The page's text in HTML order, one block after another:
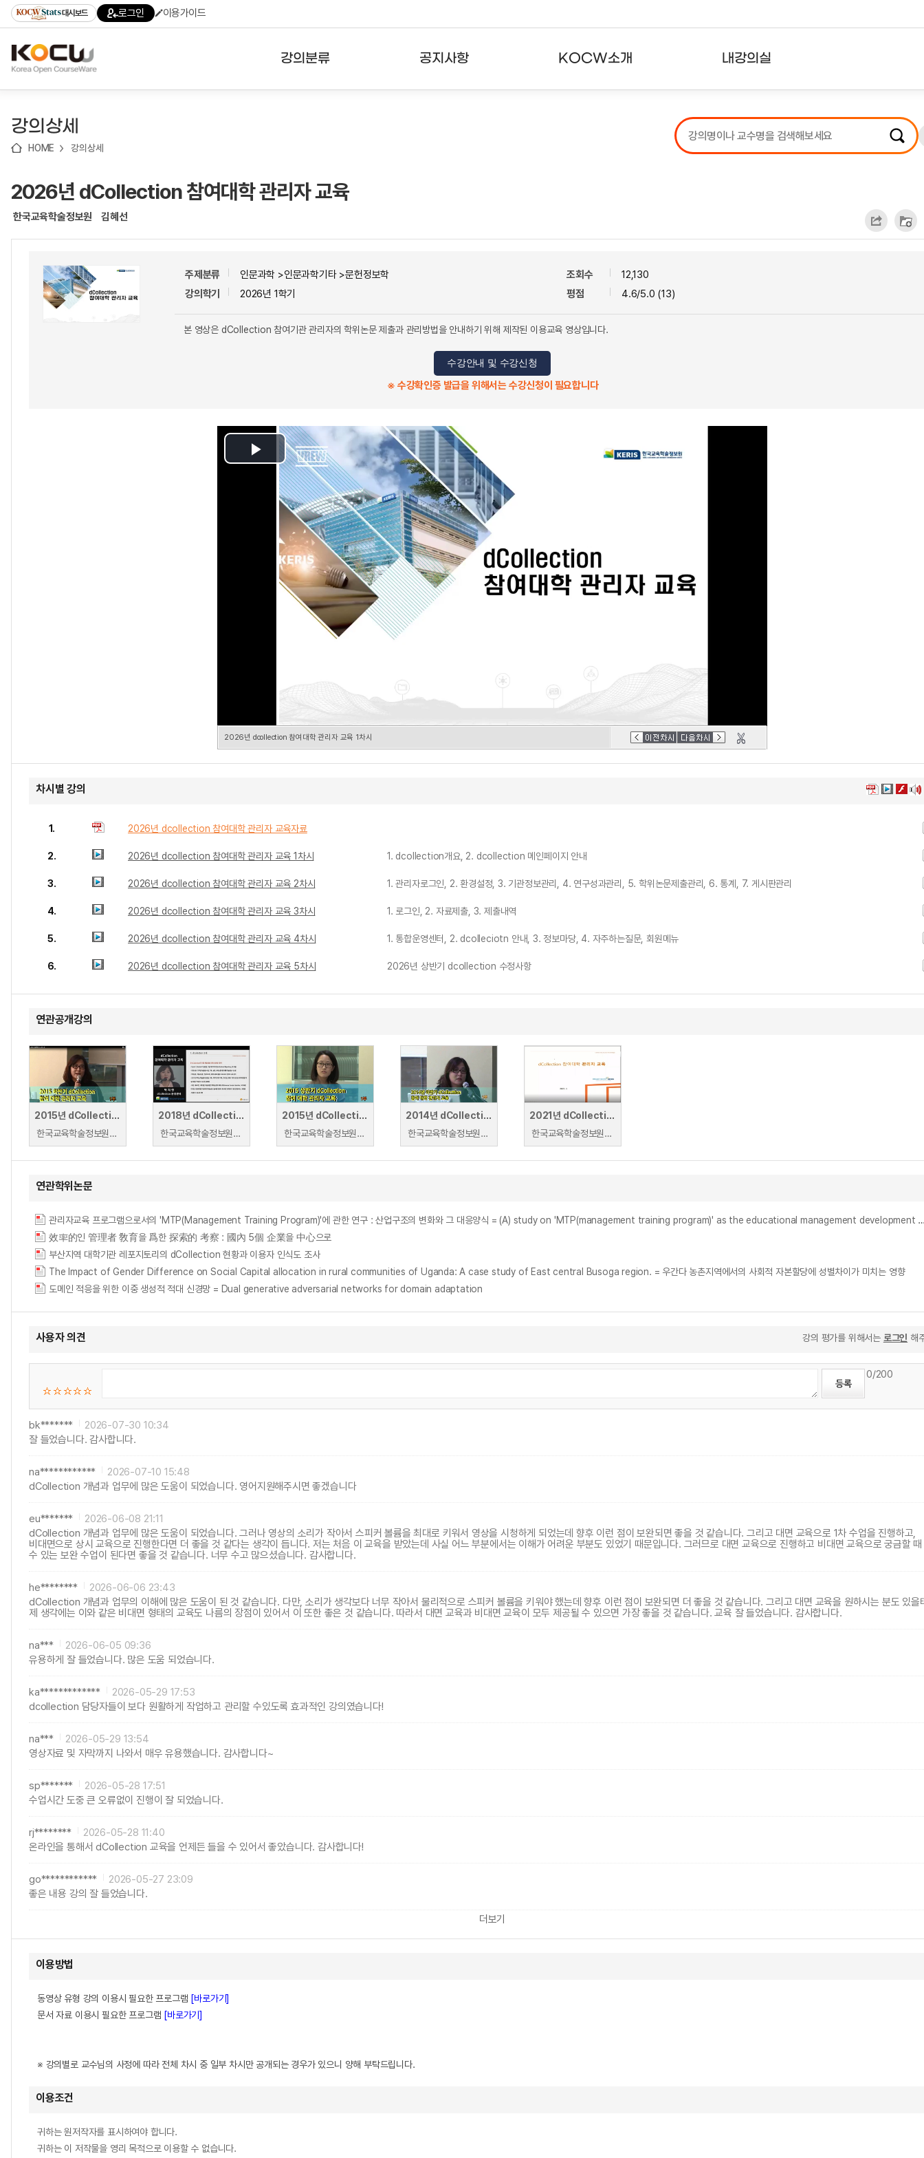
기
기
기
content)
가
대시보드 로그인 이용가이드
강의분류
테마강의
공지사항 KOCW소개 내강의실
강의리스트
수강확인증강의
강의상세
HOME 강의상세
2026년 dCollection 참여대학 관리자 교육
한국교육학술정보원 김혜선
주제분류
인문과학 >인문과학기타 >문헌정보학
강의학기
2026년 1학기
조회수
12,130
평점
4.6/5.0 (13)
본 영상은 dCollection 참여기관 관리자의 학위논문 제출과 관리방법을 안내하기 위해 제작된 이용교육 영상입니다.
수강안내 및 수강신청
※ 수강확인증 발급을 위해서는 수강신청이 필요합니다
Play
Video
2026년 dcollection 참여대학 관리자 교육 1차시
차시별 강의
1. 2026년 dcollection 참여대학 관리자 교육자료
2. 2026년 dcollection 참여대학 관리자 교육 1차시 1. dcollection개요, 2. dcollection 메인페이지 안내
3. 2026년 dcollection 참여대학 관리자 교육 2차시 1. 관리자로그인, 2. 환경설정, 3. 기관정보관리, 4. 연구성과관리, 5. 학위논문제출관리, 6. 통계, 7. 게시판관리
4. 2026년 dcollection 참여대학 관리자 교육 3차시 1. 로그인, 2. 자료제출, 3. 제출내역
5. 2026년 dcollection 참여대학 관리자 교육 4차시 1. 통합운영센터, 2. dcolleciotn 안내, 3. 정보마당, 4. 자주하는질문, 회원메뉴
6. 2026년 dcollection 참여대학 관리자 교육 5차시 2026년 상반기 dcollection 수정사항
연관공개강의
2015년 dCollection 참여대학 하반기 관리자 교육
한국교육학술정보원 | 박지연
2018년 dCollection 참여대학 관리자 교육
한국교육학술정보원 | 박지연
2015년 dCollection 참여대학 관리자 교육
한국교육학술정보원 | 권효주
2014년 dCollection 참여대학 관리자 교육
한국교육학술정보원 | 박지연
2021년 dCollection 참여대학 관리자 교육
한국교육학술정보원 | 임은주
연관학위논문
관리자교육 프로그램으로서의 'MTP(Management Training Program)'에 관한 연구 : 산업구조의 변화와 그 대응양식 = (A) study on 'MTP(management
效率的인 管理者 敎育을 爲한 探索的 考察 : 國內 5個 企業을 中心으로
부산지역 대학기관 레포지토리의 dCollection 현황과 이용자 인식도 조사
The Impact of Gender Difference on Social Capital allocation in rural communities of Uganda: A case study of East central Busoga region. = 우간다 농촌지역에서의 사회적 자본할당에 성별차이가 미치는 영향
도메인 적응을 위한 이중 생성적 적대 신경망 = Dual generative adversarial networks for domain adaptation
사용자 의견 강의 평가를 위해서는 로그인 해
0/200
bk*******
2026-07-30 10:34
잘 들었습니다. 감사합니다.
na************
2026-07-10 15:48
dCollection 개념과 업무에 많은 도움이 되었습니다. 영어지원해주시면 좋겠습니다
eu*******
2026-06-08 21:11
dCollection 개념과 업무에 많은 도움이 되었습니다. 그러나 영상의 소리가 작아서 스피커 볼륨을 최대로 키워서 영상을 시청하게 되었는데 향후 이런 점이 보완되면 좋을 것 같습니다. 그리고 대면 교육으로 1차 수업을 진행하고,
비대면으로 상시 교육으로 진행한다면 더 좋을 것 같다는 생각이 듭니다. 저는 처음 이 교육을 받았는데 사실 어느 부분에서는 이해가 어려운 부분도 있었기 때문입니다. 그러므로 대면 교육으로 진행하고 비대면 교육으로 궁금할
수 있는 보완 수업이 된다면 좋을 것 같습니다. 너무 수고 많으셨습니다. 감사합니다.
he********
2026-06-06 23:43
dCollection 개념과 업무의 이해에 많은 도움이 된 것 같습니다. 다만, 소리가 생각보다 너무 작아서 물리적으로 스피커 볼륨을 키워야 했는데 향후 이런 점이 보완되면 더 좋을 것 같습니다. 그리고 대면 교육을 원하시는 분도 있을
제 생각에는 이와 같은 비대면 형태의 교육도 나름의 장점이 있어서 이 또한 좋은 것 같습니다. 따라서 대면 교육과 비대면 교육이 모두 제공될 수 있으면 가장 좋을 것 같습니다. 교육 잘 들었습니다. 감사합니다.
na***
2026-06-05 09:36
유용하게 잘 들었습니다. 많은 도움 되었습니다.
ka*************
2026-05-29 17:53
dcollection 담당자들이 보다 원활하게 작업하고 관리할 수있도록 효과적인 강의였습니다!
na***
2026-05-29 13:54
영상자료 및 자막까지 나와서 매우 유용했습니다. 감사합니다~
sp*******
2026-05-28 17:51
수업시간 도중 큰 오류없이 진행이 잘 되었습니다.
rj********
2026-05-28 11:40
온라인을 통해서 dCollection 교육을 언제든 들을 수 있어서 좋았습니다. 감사합니다!
go************
2026-05-27 23:09
좋은 내용 강의 잘 들었습니다.
더보기
이용방법
동영상 유형 강의 이용시 필요한 프로그램 [바로가기]
문서 자료 이용시 필요한 프로그램 [바로가기]
※ 강의별로 교수님의 사정에 따라 전체 차시 중 일부 차시만 공개되는 경우가 있으니 양해 부탁드립니다.
이용조건
귀하는 원저작자를 표시하여야 합니다.
귀하는 이 저작물을 영리 목적으로 이용할 수 없습니다.